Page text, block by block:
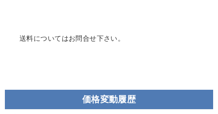
送料についてはお問合せ下さい。
価格変動履歴